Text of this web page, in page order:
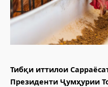
Тибқи иттилои
Президенти Ҷумҳурии